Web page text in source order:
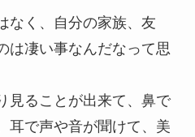
なく、自分の家族、友
は凄い事なんだなって思
見ることが出来て、鼻で
耳で声や音が聞けて、美